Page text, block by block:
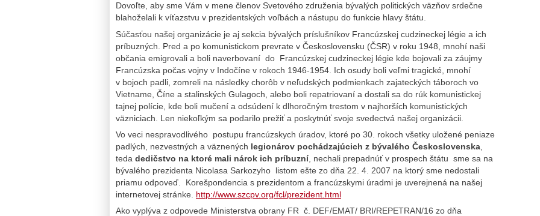
Dovoľte, aby sme Vám v mene členov Svetového združenia bývalých politických väzňov srdečne
blahoželali k víťazstvu v prezidentských voľbách a nástupu do funkcie hlavy štátu.
Súčasťou našej organizácie je aj sekcia bývalých príslušníkov Francúzskej cudzineckej légie a ich
príbuzných. Pred a po komunistickom prevrate v Československu (ČSR) v roku 1948, mnohí naši
občania emigrovali a boli naverbovaní do Francúzskej cudzineckej légie kde bojovali za záujmy
Francúzska počas vojny v Indočíne v rokoch 1946-1954. Ich osudy boli veľmi tragické, mnohí
v bojoch padli, zomreli na následky chorôb v neľudských podmienkach zajateckých táboroch vo
Vietname, Číne a stalinských Gulagoch, alebo boli repatriovaní a dostali sa do rúk komunistickej
tajnej polície, kde boli mučení a odsúdení k dlhoročným trestom v najhorších komunistických
väzniciach. Len niekoľkým sa podarilo prežiť a poskytnúť svoje svedectvá našej organizácii.
Vo veci nespravodlivého postupu francúzskych úradov, ktoré po 30. rokoch všetky uložené peniaze
padlých, nezvestných a väznených legionárov pochádzajúcich z bývalého Československa
teda dedičstvo na ktoré mali nárok ich príbuzní, nechali prepadnúť v prospech štátu sme sa na
bývalého prezidenta Nicolasa Sarkozyho listom ešte zo dňa 22. 4. 2007 na ktorý sme nedostali
priamu odpoveď. Korešpondencia s prezidentom a francúzskymi úradmi je uverejnená na našej
internetovej stránke. http://www.szcpv.org/fcl/prezident.html
Ako vyplýva z odpovede Ministerstva obrany FR č. DEF/EMAT/ BRI/REPETRAN/16 zo dňa